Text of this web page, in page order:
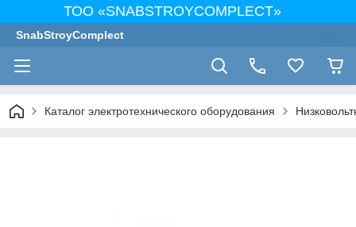
ТОО «SNABSTROYCOMPLECT»
SnabStroyComplect
Каталог электротехнического оборудования